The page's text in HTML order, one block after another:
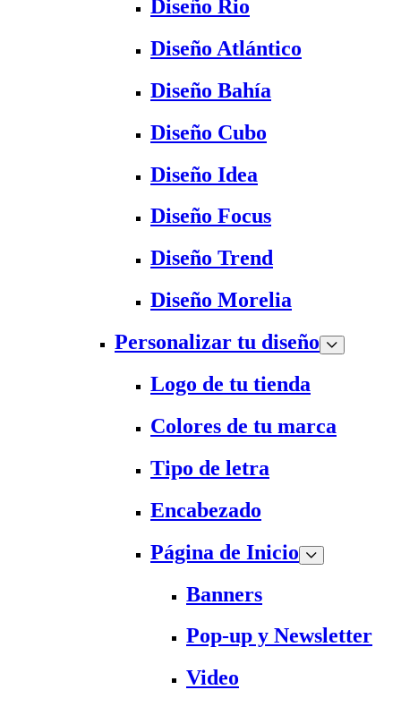
Diseño Rio
Diseño Atlántico
Diseño Bahía
Diseño Cubo
Diseño Idea
Diseño Focus
Diseño Trend
Diseño Morelia
Personalizar tu diseño
Logo de tu tienda
Colores de tu marca
Tipo de letra
Encabezado
Página de Inicio
Banners
Pop-up y Newsletter
Video